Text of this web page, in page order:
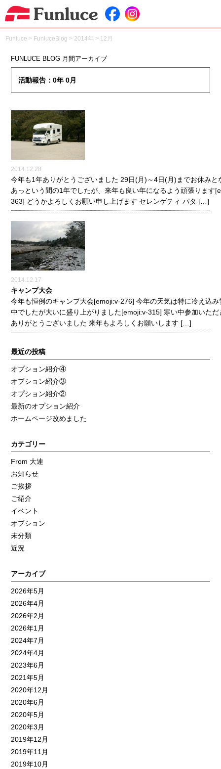
Funluce > FunluceBlog > 2014年 > 12月
FUNLUCE BLOG 月間アーカイブ
活動報告：0年 0月
2014.12.28
今年も1年ありがとうございました 29日(月)～4日(月)までお休みと
あっという間の1年でしたが、来年も良い年になるよう頑張ります
363] どうかよろしくお願い申し上げます セレンゲティ パタ […]
2014.12.17
キャンプ大会
今年も恒例のキャンプ大会[emoji:v-276] 今年の天気は特に冷え込み
中でしたが大いに盛り上がりました[emoji:v-315] 寒い中参加いただ
ありがとうございました 来年もよろしくお願いします […]
最近の投稿
オプション紹介④
オプション紹介③
オプション紹介②
最新のオプション紹介
ホームページ改めました
カテゴリー
From 大連
お知らせ
ご挨拶
ご紹介
イベント
オプション
未分類
近況
アーカイブ
2026年5月
2026年4月
2026年2月
2026年1月
2024年7月
2024年4月
2023年6月
2021年5月
2020年12月
2020年6月
2020年5月
2020年3月
2019年12月
2019年11月
2019年10月